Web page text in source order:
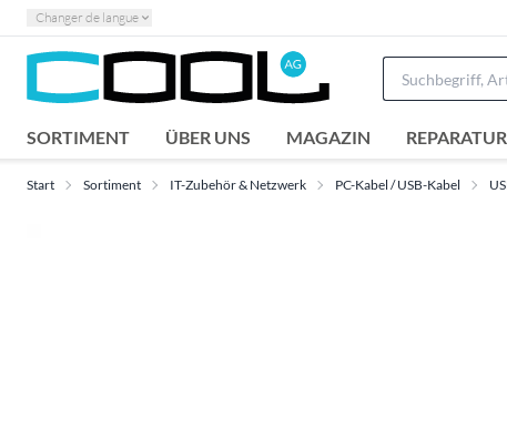
Changer de langue
SORTIMENT ÜBER UNS MAGAZIN
Start Sortiment IT-Zubehör & Netzwerk PC-Kabel / USB-Kabel